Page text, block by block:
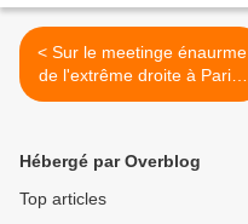
< Sur le meetinge énaurme
de l'extrême droite à Paris:
une image que vous n'avez
Hébergé par Overblog
Top articles